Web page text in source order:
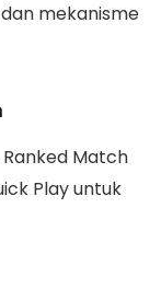
mekanisme
Match
Play untuk